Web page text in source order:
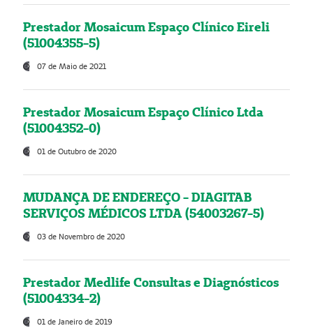
Prestador Mosaicum Espaço Clínico Eireli
(51004355-5)
07 de Maio de 2021
Prestador Mosaicum Espaço Clínico Ltda
(51004352-0)
01 de Outubro de 2020
MUDANÇA DE ENDEREÇO - DIAGITAB
SERVIÇOS MÉDICOS LTDA (54003267-5)
03 de Novembro de 2020
Prestador Medlife Consultas e Diagnósticos
(51004334-2)
01 de Janeiro de 2019